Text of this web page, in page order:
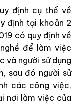
định cụ thể về
định tại khoản 2
có quy định về
để làm việc
và người sử dụng
sau đó người sử
các công việc,
nơi làm việc của